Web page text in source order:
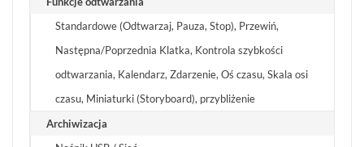
Standardowe (Odtwarzaj, Pauza, Stop), Przewiń,
Następna/Poprzednia Klatka, Kontrola szybkości
odtwarzania, Kalendarz, Zdarzenie, Oś czasu, Skala osi
czasu, Miniaturki (Storyboard), przybliżenie
Archiwizacja